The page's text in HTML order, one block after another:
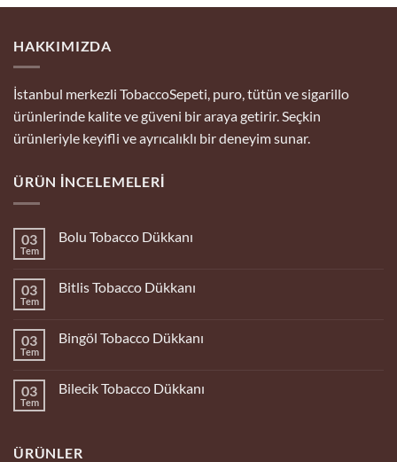
HAKKIMIZDA
İstanbul merkezli TobaccoSepeti, puro, tütün ve sigarillo
ürünlerinde kalite ve güveni bir araya getirir. Seçkin
ürünleriyle keyifli ve ayrıcalıklı bir deneyim sunar.
ÜRÜN İNCELEMELERI
03
Tem
Bolu Tobacco Dükkanı
Tobacco
03
Tem
Bitlis Tobacco Dükkanı
Tobacco
03
Tem
Bingöl Tobacco Dükkanı
Tobacco
03
Tem
Bilecik Tobacco Dükkanı
Dükkanı
ÜRÜNLER